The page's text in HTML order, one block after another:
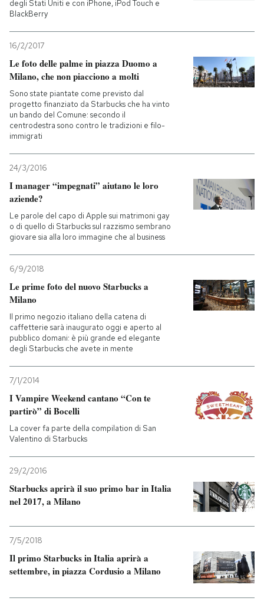
degli Stati Uniti e con iPhone, iPod Touch e
BlackBerry
16/2/2017
Le foto delle palme in piazza Duomo a
Milano, che non piacciono a molti
Sono state piantate come previsto dal
progetto finanziato da Starbucks che ha vinto
un bando del Comune: secondo il
centrodestra sono contro le tradizioni e filo-
immigrati
24/3/2016
I manager “impegnati” aiutano le loro
aziende?
Le parole del capo di Apple sui matrimoni gay
o di quello di Starbucks sul razzismo sembrano
giovare sia alla loro immagine che al business
6/9/2018
Le prime foto del nuovo Starbucks a
Milano
Il primo negozio italiano della catena di
caffetterie sarà inaugurato oggi e aperto al
pubblico domani: è più grande ed elegante
degli Starbucks che avete in mente
7/1/2014
I Vampire Weekend cantano “Con te
partirò” di Bocelli
La cover fa parte della compilation di San
Valentino di Starbucks
29/2/2016
Starbucks aprirà il suo primo bar in Italia
nel 2017, a Milano
7/5/2018
Il primo Starbucks in Italia aprirà a
settembre, in piazza Cordusio a Milano